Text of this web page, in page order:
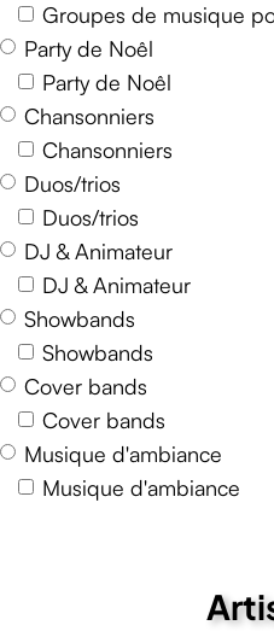
Groupes de musique
Party de Noêl
Party de Noêl
Chansonniers
Chansonniers
Duos/trios
Duos/trios
DJ & Animateur
DJ & Animateur
Showbands
Showbands
Cover bands
Cover bands
Musique d'ambiance
Musique d'ambiance